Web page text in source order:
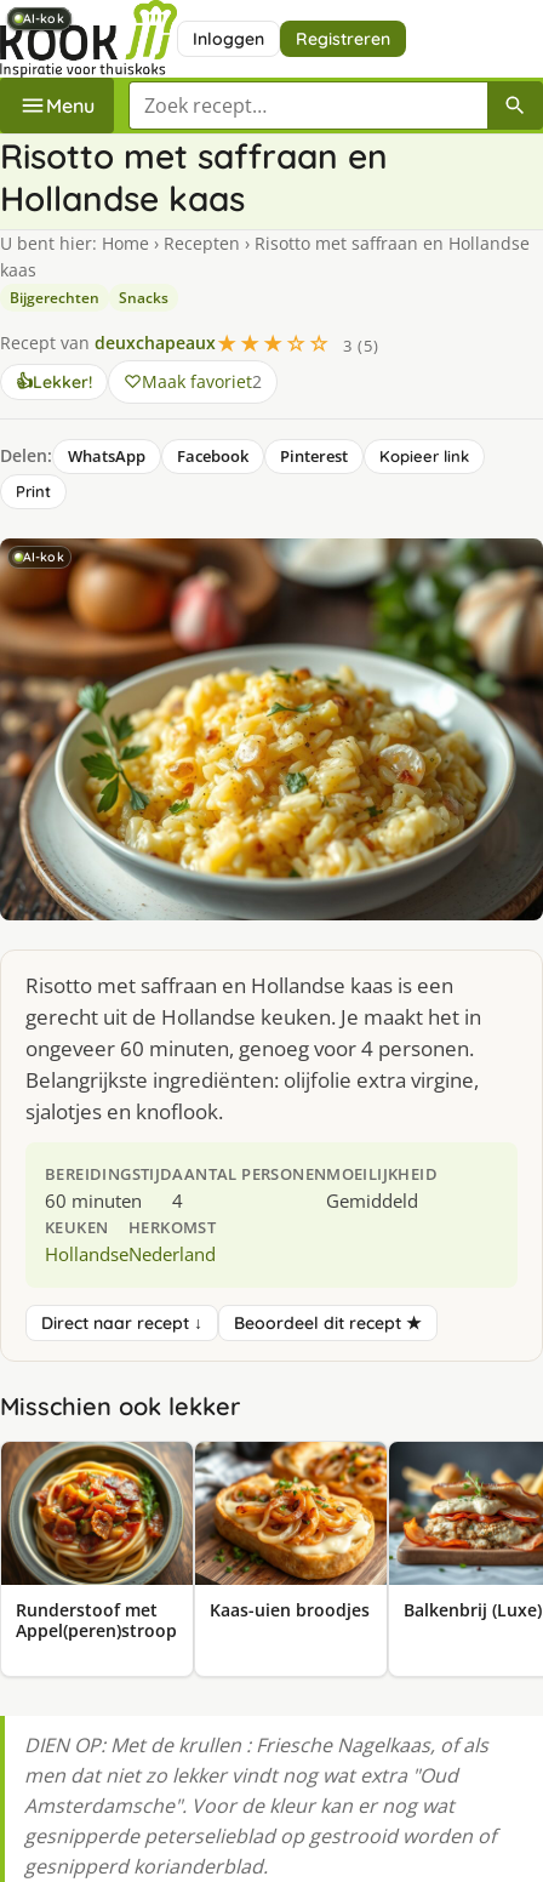
Inloggen Registreren
Menu Zoek een recept
Risotto met saffraan en
Hollandse kaas
U bent hier: Home › Recepten › Risotto met saffraan en Hollandse
kaas
Bijgerechten Snacks
Recept van deuxchapeaux★★★☆☆
3 (5)
👍Lekker! Maak favoriet2
Delen: WhatsApp Facebook Pinterest
Kopieer link
Print
AI-kok
Risotto met saffraan en Hollandse kaas is een
gerecht uit de Hollandse keuken. Je maakt het in
ongeveer 60 minuten, genoeg voor 4 personen.
Belangrijkste ingrediënten: olijfolie extra virgine,
sjalotjes en knoflook.
BEREIDINGSTIJD
60 minuten
AANTAL PERSONEN
4
MOEILIJKHEID
Gemiddeld
KEUKEN
Hollandse
HERKOMST
Nederland
Direct naar recept ↓ Beoordeel dit recept ★
Misschien ook lekker
AI-kok
Runderstoof met
Appel(peren)stroop
AI-kok
Kaas-uien broodjes
AI-kok
Balkenbrij (Luxe)
AI-kok
AI-kok
DIEN OP: Met de krullen : Friesche Nagelkaas, of als
men dat niet zo lekker vindt nog wat extra "Oud
Amsterdamsche". Voor de kleur kan er nog wat
gesnipperde peterselieblad op gestrooid worden of
gesnipperd korianderblad.